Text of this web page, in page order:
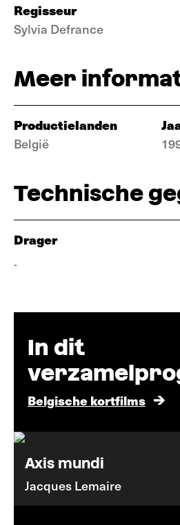
Regisseur
Sylvia Defrance
Meer
Productielanden
België
Technische
Drager
-
In dit
Belgische kortfilms
Axis mundi
Jacques Lemaire